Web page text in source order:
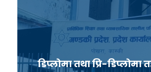
डिप्लोमा तथा प्रि-डिप्लोमा